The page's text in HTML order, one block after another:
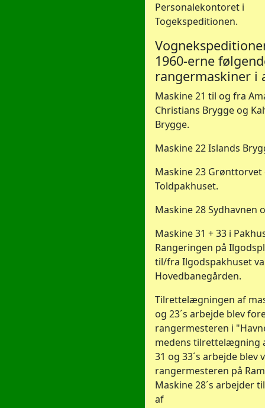
Personalekontoret i
Togekspeditionen.
1960-erne
rangermaskiner i
Maskine 21 til og fra
Christians Brygge og
Brygge.
Maskine 22 Islands
Maskine 23 Grønttorvet
Toldpakhuset.
Maskine 28 Sydhavnen
Maskine 31 + 33 i
Rangeringen på
til/fra Ilgodspakhuset
Hovedbanegården.
Tilrettelægningen af
og 23´s arbejde blev
rangermesteren i
medens tilrettelægning
31 og 33´s arbejde blev
rangermesteren på
Maskine 28´s arbejder
af